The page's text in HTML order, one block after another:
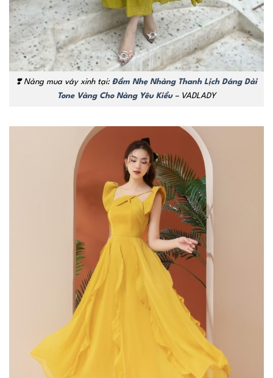
❣️Nàng mua váy xinh tại: Đầm Nhẹ Nhàng Thanh Lịch Dáng Dài
Tone Vàng Cho Nàng Yêu Kiều– VADLADY